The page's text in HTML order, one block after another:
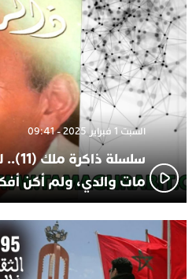
السبت 1 فبراير 2025 - 09:41
سلسلة
مات والدي، ولم أكن